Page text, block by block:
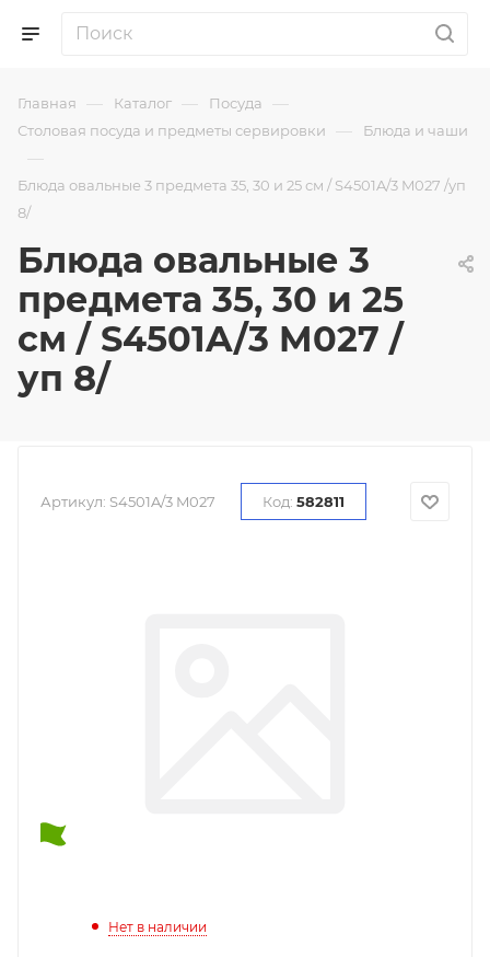
Главная — Каталог — Посуда —
Столовая посуда и предметы сервировки — Блюда и чаши
—
Блюда овальные 3 предмета 35, 30 и 25 см / S4501A/3 M027 /уп
8/
Блюда овальные 3
предмета 35, 30 и 25
см / S4501A/3 M027 /
уп 8/
Артикул: S4501A/3 M027 Код: 582811
Нет в наличии